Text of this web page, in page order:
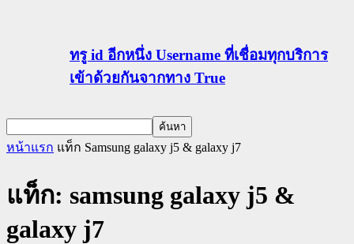
ทรู id อีกหนึ่ง Username ที่เชื่อมทุกบริการ
เข้าด้วยกันจากทาง True
หน้าแรก แท็ก Samsung galaxy j5 & galaxy j7
แท็ก: samsung galaxy j5 &
galaxy j7